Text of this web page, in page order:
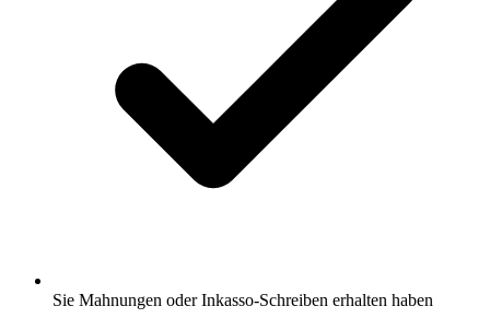
Sie Mahnungen oder Inkasso-Schreiben erhalten haben